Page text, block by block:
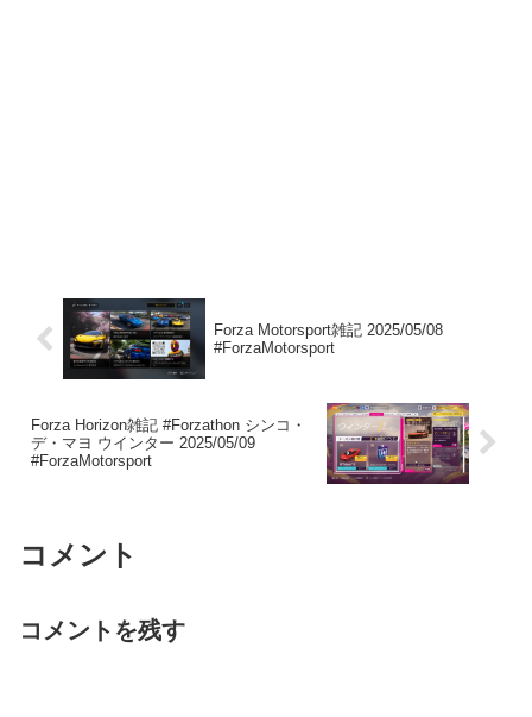
Forza Motorsport雑記 2025/05/08
#ForzaMotorsport
Forza Horizon雑記 #Forzathon シンコ・
デ・マヨ ウインター 2025/05/09
#ForzaMotorsport
コメント
コメントを残す